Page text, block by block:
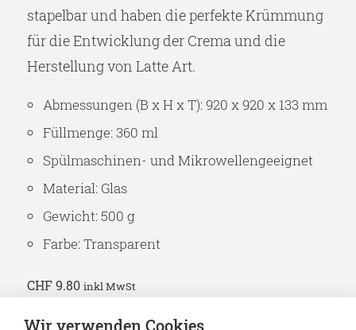
stapelbar und haben die perfekte Krümmung
für die Entwicklung der Crema und die
Herstellung von Latte Art.
Abmessungen (B x H x T): 920 x 920 x 133 mm
Füllmenge: 360 ml
Spülmaschinen- und Mikrowellengeeignet
Material: Glas
Gewicht: 500 g
Farbe: Transparent
CHF9.80 inkl MwSt
Wir verwenden Cookies